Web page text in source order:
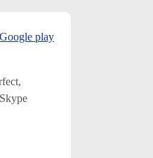
Google play